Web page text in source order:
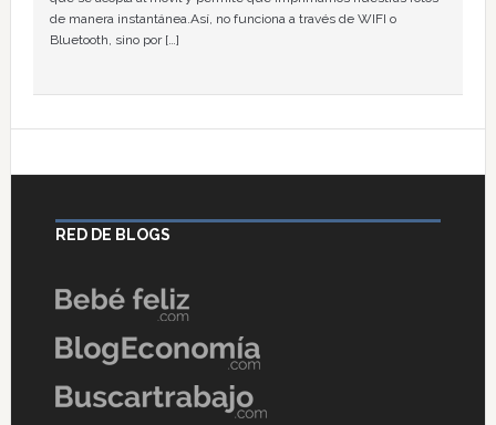
de manera instantánea.Así, no funciona a través de WIFI o
Bluetooth, sino por […]
RED DE BLOGS